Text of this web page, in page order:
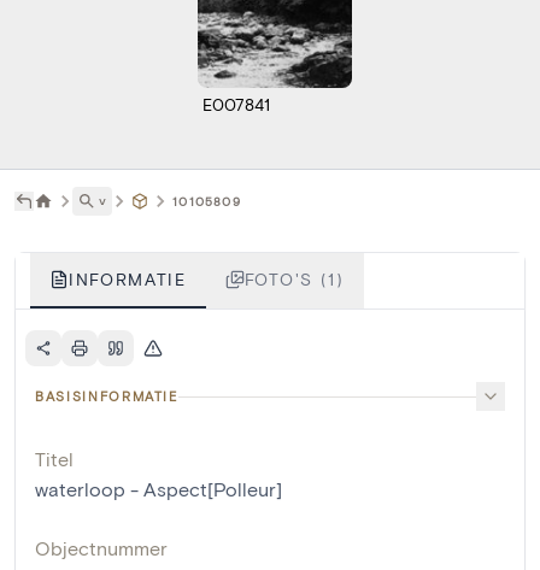
E007841
˅ 10105809
INFORMATIE FOTO'S (1)
BASISINFORMATIE
Titel
waterloop - Aspect[Polleur]
Objectnummer